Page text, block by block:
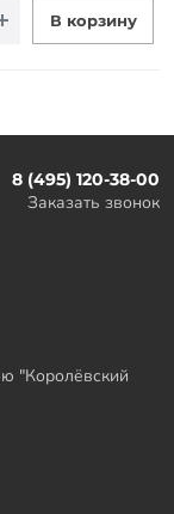
В корзину
8 (495) 120-38-00
Заказать звонок
"Королёвский